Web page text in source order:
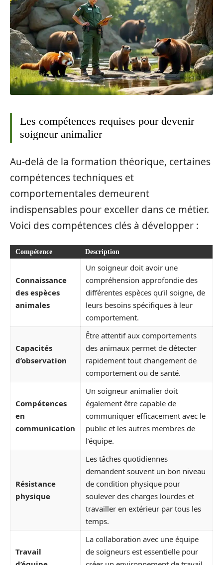
Les compétences requises pour devenir
soigneur animalier
Au-delà de la formation théorique, certaines
compétences techniques et
comportementales demeurent
indispensables pour exceller dans ce métier.
Voici des compétences clés à développer :
Compétence Description
Connaissance
des espèces
animales
Un soigneur doit avoir une
compréhension approfondie des
différentes espèces qu’il soigne, de
leurs besoins spécifiques à leur
comportement.
Capacités
d’observation
Être attentif aux comportements
des animaux permet de détecter
rapidement tout changement de
comportement ou de santé.
Compétences
en
communication
Un soigneur animalier doit
également être capable de
communiquer efficacement avec le
public et les autres membres de
l’équipe.
Résistance
physique
Les tâches quotidiennes
demandent souvent un bon niveau
de condition physique pour
soulever des charges lourdes et
travailler en extérieur par tous les
temps.
Travail
La collaboration avec une équipe
de soigneurs est essentielle pour